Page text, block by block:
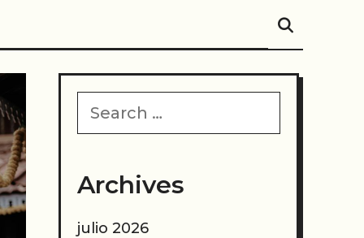
for:
Archives
julio 2026